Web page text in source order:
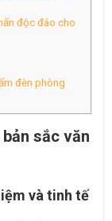
độc đáo cho
đèn phòng
sắc văn
và tinh tế